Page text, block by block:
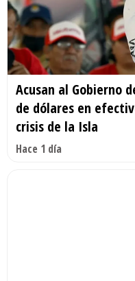
Acusan al Gobierno
de dólares en
crisis de la Isla
Hace 1 día